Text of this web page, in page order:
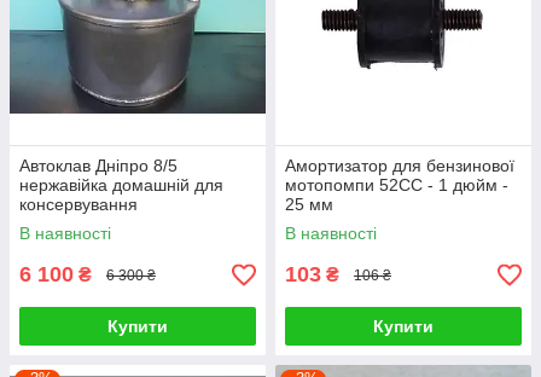
Автоклав Дніпро 8/5
нержавійка домашній для
консервування
В наявності
6 100 ₴ 6 300 ₴
Купити
Амортизатор для бензинової
мотопомпи 52СС - 1 дюйм -
25 мм
В наявності
103 ₴ 106 ₴
Купити